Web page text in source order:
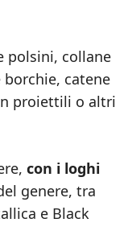
polsini, collane
catene
proiettili o altri
con i loghi
genere, tra
e Black